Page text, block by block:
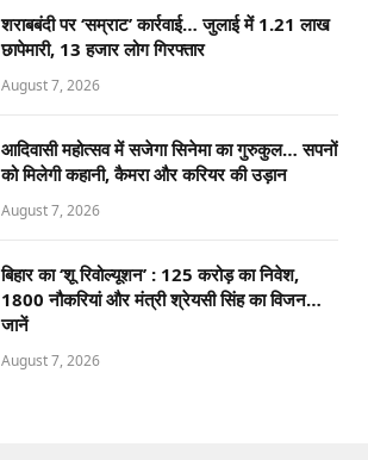
शराबबंदी पर ‘सम्राट’ कार्रवाई… जुलाई में 1.21 लाख
छापेमारी, 13 हजार लोग गिरफ्तार
August 7, 2026
आदिवासी महोत्सव में सजेगा सिनेमा का गुरुकुल… सपनों
को मिलेगी कहानी, कैमरा और करियर की उड़ान
August 7, 2026
बिहार का ‘शू रिवोल्यूशन’ : 125 करोड़ का निवेश,
1800 नौकरियां और मंत्री श्रेयसी सिंह का विजन…
जानें
August 7, 2026